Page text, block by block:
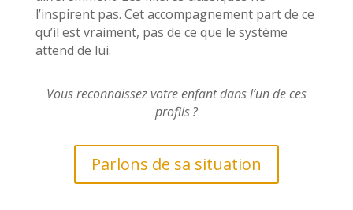
l’inspirent pas. Cet accompagnement part de ce
qu’il est vraiment, pas de ce que le système
attend de lui.
Vous reconnaissez votre enfant dans l’un de ces
profils ?
Parlons de sa situation